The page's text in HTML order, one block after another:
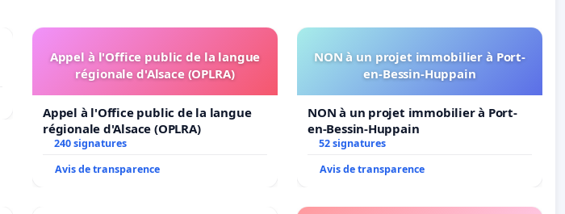
Appel à l'Office public de la langue
régionale d'Alsace (OPLRA)
Appel à l'Office public de la langue
régionale d'Alsace (OPLRA)
240 signatures
Avis de transparence
NON à un projet immobilier à Port-
en-Bessin-Huppain
NON à un projet immobilier à Port-
en-Bessin-Huppain
52 signatures
Avis de transparence